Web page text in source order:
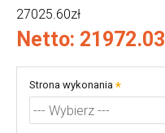
27025.60zł
Netto:
Strona wykonania